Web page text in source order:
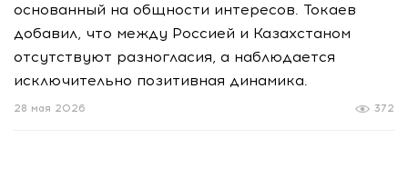
основанный на общности интересов. Токаев
добавил, что между Россией и Казахстаном
отсутствуют разногласия, а наблюдается
исключительно позитивная динамика.
372
28 мая 2026